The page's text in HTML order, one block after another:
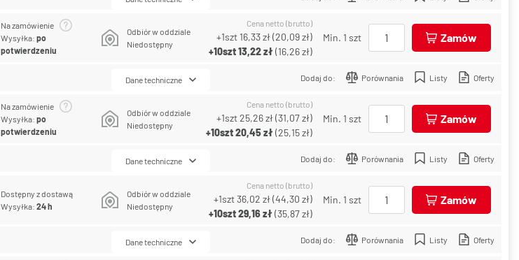
Na zamówienie
Wysyłka:po
potwierdzeniu
Odbiór w oddziale
Niedostępny
Cena netto (brutto)
+1szt 16,33 zł(20,09 zł)
+10szt13,22 zł(16,26 zł)
Min. 1 szt Zamów
Dodaj do: Porównania Listy Oferty
Dane techniczne
Na zamówienie
Wysyłka:po
potwierdzeniu
Odbiór w oddziale
Niedostępny
Cena netto (brutto)
+1szt25,26 zł(31,07 zł)
+10szt20,45 zł(25,15 zł)
Min. 1 szt Zamów
Dodaj do: Porównania Listy Oferty
Dane techniczne
Dostępny z dostawą
Wysyłka:24 h
Odbiór w oddziale
Niedostępny
Cena netto (brutto)
+1szt36,02 zł(44,30 zł)
+10szt29,16 zł(35,87 zł)
Min. 1 szt Zamów
Dodaj do: Porównania Listy Oferty
Dane techniczne